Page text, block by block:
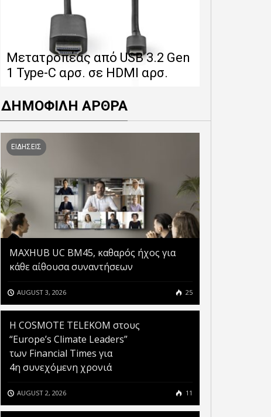
Μετατροπέας από USB 3.2 Gen
1 Type-C αρσ. σε HDMI αρσ.
ΔΗΜΟΦΙΛΗ ΑΡΘΡΑ
ΕΙΔΗΣΕΙΣ
MAXHUB UC BM45, καθαρός ήχος για
κάθε αίθουσα συναντήσεων
AUGUST 3, 2026 25
Η COSMOTE TELEKOM στους
“Europe’s Climate Leaders”
των Financial Times για
4η συνεχόμενη χρονιά
AUGUST 2, 2026 11